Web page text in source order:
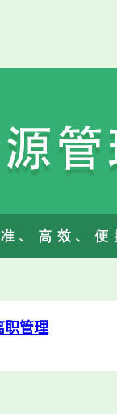
职管理